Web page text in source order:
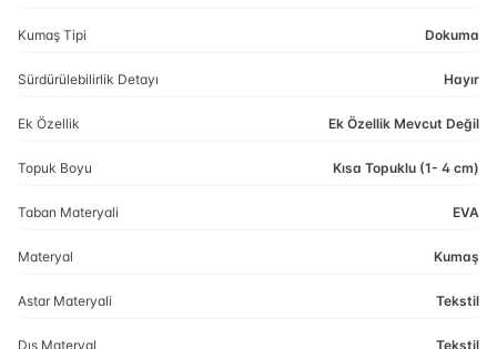
Kumaş Tipi Dokuma
Sürdürülebilirlik Detayı Hayır
Ek Özellik Ek Özellik Mevcut Değil
Topuk Boyu Kısa Topuklu (1- 4 cm)
Taban Materyali EVA
Materyal Kumaş
Astar Materyali Tekstil
Dış Materyal Tekstil